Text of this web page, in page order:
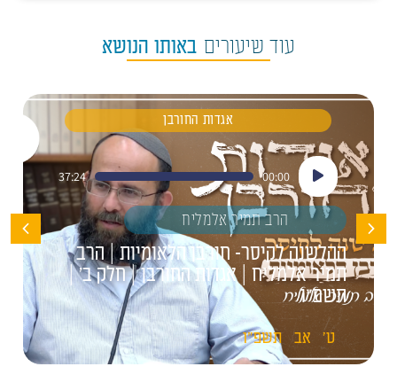
עוד שיעורים באותו הנושא
אגדות החורבן
נגן
אודיו
00:00
37:24
הרב תמיר אלמליח
ההלשנה לקיסר- חורבן הלאומיות | הרב
תמיר אלמליח | אגדות החורבן | חלק ב' |
תשפ"ו
ט' אב תשפ"ו